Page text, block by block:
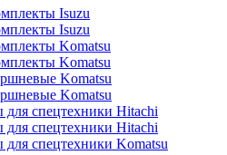
Isuzu
Isuzu
Komatsu
Komatsu
Komatsu
Komatsu
спецтехники Hitachi
спецтехники Hitachi
спецтехники Komatsu